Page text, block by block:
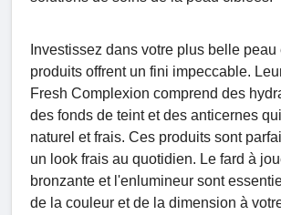
Investissez dans votre plus belle
produits offrent un fini impeccable.
Fresh Complexion comprend des
des fonds de teint et des anticernes
naturel et frais. Ces produits sont
un look frais au quotidien. Le fard à
bronzante et l'enlumineur sont
de la couleur et de la dimension à